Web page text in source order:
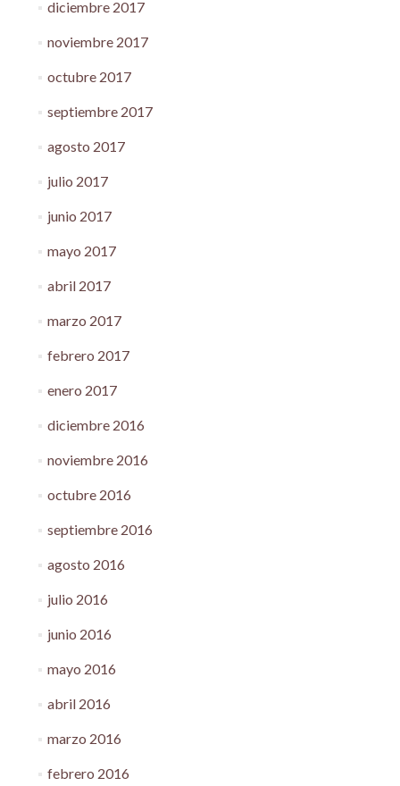
diciembre 2017
noviembre 2017
octubre 2017
septiembre 2017
agosto 2017
julio 2017
junio 2017
mayo 2017
abril 2017
marzo 2017
febrero 2017
enero 2017
diciembre 2016
noviembre 2016
octubre 2016
septiembre 2016
agosto 2016
julio 2016
junio 2016
mayo 2016
abril 2016
marzo 2016
febrero 2016